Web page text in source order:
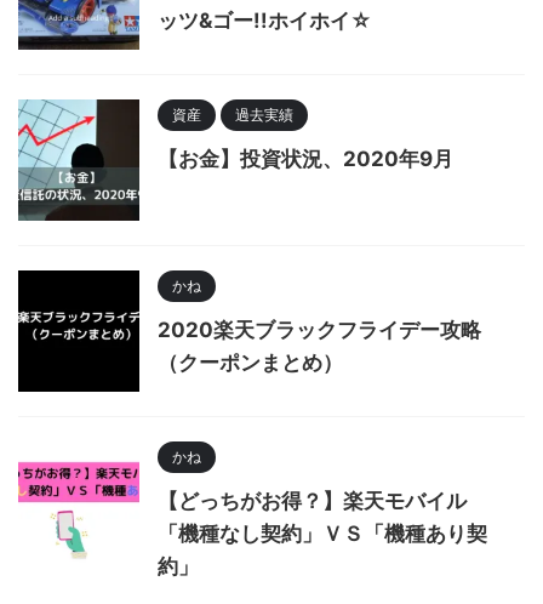
ッツ&ゴー!!ホイホイ☆
資産 過去実績
【お金】投資状況、2020年9月
かね
2020楽天ブラックフライデー攻略
（クーポンまとめ）
かね
【どっちがお得？】楽天モバイル
「機種なし契約」ＶＳ「機種あり契
約」